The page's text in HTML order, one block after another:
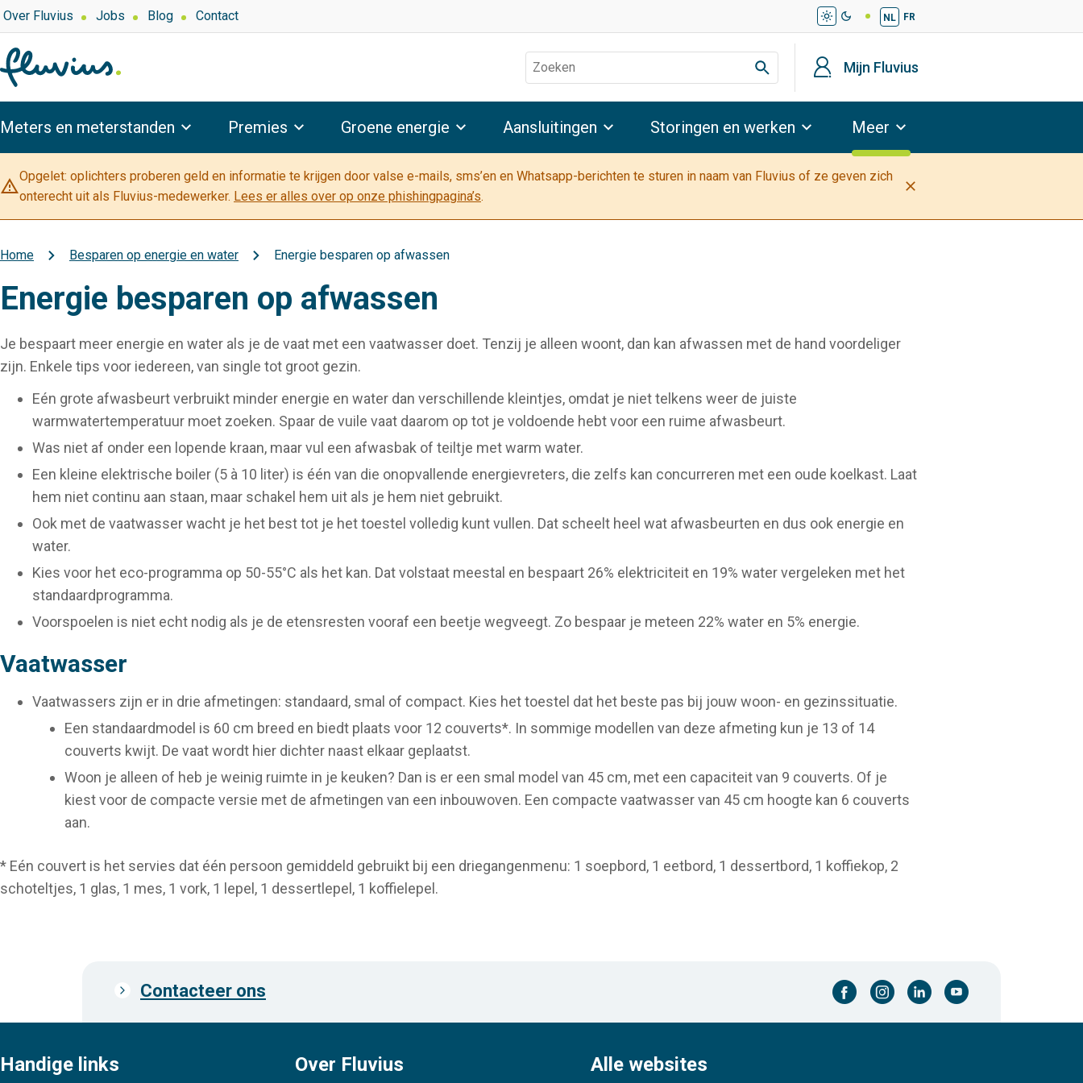
Overslaan
en
naar
de
inhoud
gaan
Top
navigation
Over Fluvius Jobs Blog Contact light_mode dark_mode NL FR
Zoeken profiel Mijn Fluvius
Meters en meterstanden Premies Groene energie Aansluitingen Storingen en werken Meer
warning_amber
Opgelet: oplichters proberen geld en informatie te krijgen door valse e-mails, sms’en en Whatsapp-berichten te sturen in naam van Fluvius of ze geven zich
onterecht uit als Fluvius-medewerker. Lees er alles over op onze phishingpagina’s.
close
Kruimelpad
Home Besparen op energie en water Energie besparen op afwassen
Energie besparen op afwassen
Je bespaart meer energie en water als je de vaat met een vaatwasser doet. Tenzij je alleen woont, dan kan afwassen met de hand voordeliger
zijn. Enkele tips voor iedereen, van single tot groot gezin.
Eén grote afwasbeurt verbruikt minder energie en water dan verschillende kleintjes, omdat je niet telkens weer de juiste
warmwatertemperatuur moet zoeken. Spaar de vuile vaat daarom op tot je voldoende hebt voor een ruime afwasbeurt.
Was niet af onder een lopende kraan, maar vul een afwasbak of teiltje met warm water.
Een kleine elektrische boiler (5 à 10 liter) is één van die onopvallende energievreters, die zelfs kan concurreren met een oude koelkast. Laat
hem niet continu aan staan, maar schakel hem uit als je hem niet gebruikt.
Ook met de vaatwasser wacht je het best tot je het toestel volledig kunt vullen. Dat scheelt heel wat afwasbeurten en dus ook energie en
water.
Kies voor het eco-programma op 50-55°C als het kan. Dat volstaat meestal en bespaart 26% elektriciteit en 19% water vergeleken met het
standaardprogramma.
Voorspoelen is niet echt nodig als je de etensresten vooraf een beetje wegveegt. Zo bespaar je meteen 22% water en 5% energie.
Vaatwasser
Vaatwassers zijn er in drie afmetingen: standaard, smal of compact. Kies het toestel dat het beste pas bij jouw woon- en gezinssituatie.
Een standaardmodel is 60 cm breed en biedt plaats voor 12 couverts*. In sommige modellen van deze afmeting kun je 13 of 14
couverts kwijt. De vaat wordt hier dichter naast elkaar geplaatst.
Woon je alleen of heb je weinig ruimte in je keuken? Dan is er een smal model van 45 cm, met een capaciteit van 9 couverts. Of je
kiest voor de compacte versie met de afmetingen van een inbouwoven. Een compacte vaatwasser van 45 cm hoogte kan 6 couverts
aan.
* Eén couvert is het servies dat één persoon gemiddeld gebruikt bij een driegangenmenu: 1 soepbord, 1 eetbord, 1 dessertbord, 1 koffiekop, 2
schoteltjes, 1 glas, 1 mes, 1 vork, 1 lepel, 1 dessertlepel, 1 koffielepel.
Prefooter
Contacteer ons facebook-cirkel instagram-cirkel linkedin-cirkel youtube-cirkel
Handige links Over Fluvius Alle websites